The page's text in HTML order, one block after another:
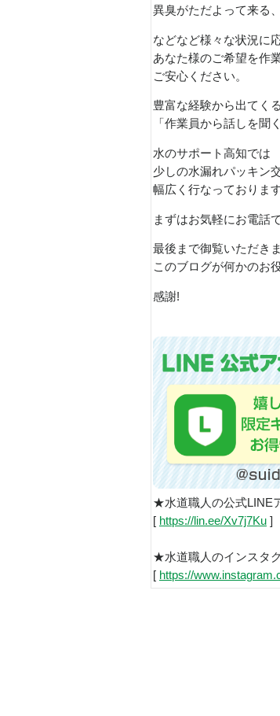
異臭がただよって来る
などなど様々な状況に
あなた様のご希望を作
ご安心ください。
豊富な経験から出てく
「作業員から話しを聞
水のサポート高知では
少しの水漏れパッキン
幅広く行なっております
まずはお気軽にお電話
最後まで御覧いただき
このブログが何かのお
感謝!
★水道職人の公式LINE
[ https://lin.ee/Xv7j7Ku ]
★水道職人のインスタ
[ https://